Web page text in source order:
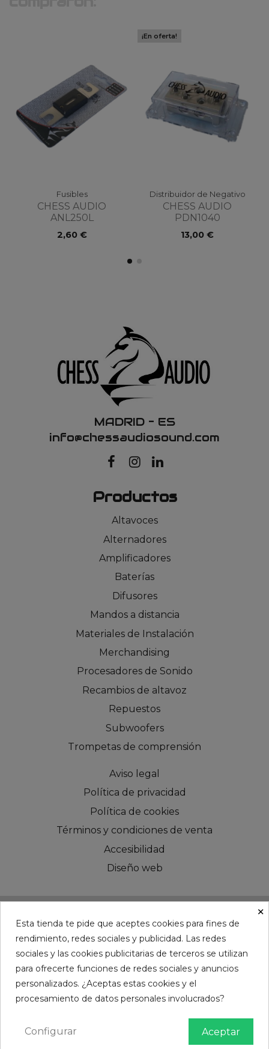
Fusibles
CHESS AUDIO
ANL250L
2,60 €
¡En oferta!
Distribuidor de Negativo
CHESS AUDIO
PDN1040
13,00 €
MADRID – ES
info@chessaudiosound.com
Productos
Altavoces
Alternadores
Amplificadores
Baterías
Difusores
Mandos a distancia
Materiales de Instalación
Merchandising
Procesadores de Sonido
Recambios de altavoz
Repuestos
Subwoofers
Trompetas de comprensión
Aviso legal
Política de privacidad
Política de cookies
Términos y condiciones de venta
Accesibilidad
Diseño web
©CHESS AUDIO - Since 2016
×
Esta tienda te pide que aceptes cookies para fines de
rendimiento, redes sociales y publicidad. Las redes
sociales y las cookies publicitarias de terceros se utilizan
para ofrecerte funciones de redes sociales y anuncios
personalizados. ¿Aceptas estas cookies y el
procesamiento de datos personales involucrados?
Aceptar
Configurar